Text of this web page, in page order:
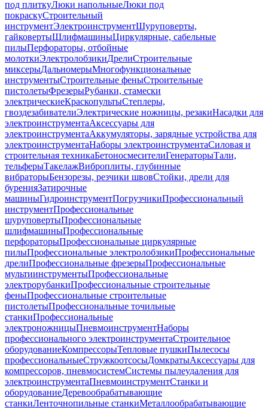
под плиткуЛюки напольныеЛюки под
покраскуСтроительный
инструментЭлектроинструментШуруповерты,
гайковертыШлифмашиныЦиркулярные, сабельные
пилыПерфораторы, отбойные
молоткиЭлектролобзикиДрелиСтроительные
миксерыДальномерыМногофункциональные
инструментыСтроительные феныСтроительные
пистолетыФрезерыРубанки, стамески
электрическиеКраскопультыСтеплеры,
гвоздезабивателиЭлектрические ножницы, резакиНасадки для
электроинструментаАксессуары для
электроинструментаАккумуляторы, зарядные устройства для
электроинструментаНаборы электроинструментаСиловая и
строительная техникаБетоносмесителиГенераторыТали,
тельферыТакелажВиброплиты, глубинные
вибраторыБензорезы, резчики швовСтойки, дрели для
буренияЗатирочные
машиныГидроинструментПогрузчикиПрофессиональный
инструментПрофессиональные
шуруповертыПрофессиональные
шлифмашиныПрофессиональные
перфораторыПрофессиональные циркулярные
пилыПрофессиональные электролобзикиПрофессиональные
дрелиПрофессиональные фрезерыПрофессиональные
мультиинструментыПрофессиональные
электрорубанкиПрофессиональные строительные
феныПрофессиональные строительные
пистолетыПрофессиональные точильные
станкиПрофессиональные
электроножницыПневмоинструментНаборы
профессионального электроинструментаСтроительное
оборудованиеКомпрессорыТепловые пушкиПылесосы
профессиональныеСтружкоотсосыДомкратыАксессуары для
компрессоров, пневмосистемСистемы пылеудаления для
электроинструментаПневмоинструментСтанки и
оборудованиеДеревообрабатывающие
станкиЛенточнопильные станкиМеталлообрабатывающие